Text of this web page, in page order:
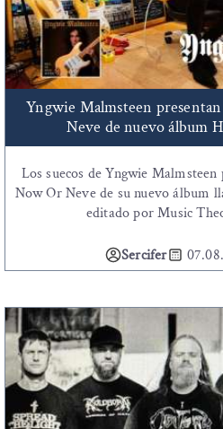
Yngwie Malmsteen
Neve de nuevo álbum
Los suecos de Yngwie
Now Or Neve de su nuevo álbum
editado por Music
Sercifer